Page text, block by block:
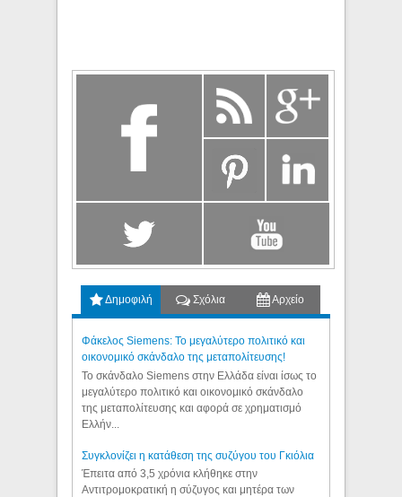
Δημοφιλή Σχόλια Αρχείο
Φάκελος Siemens: Το μεγαλύτερο πολιτικό και
οικονομικό σκάνδαλο της μεταπολίτευσης!
Το σκάνδαλο Siemens στην Ελλάδα είναι ίσως το
μεγαλύτερο πολιτικό και οικονομικό σκάνδαλο
της μεταπολίτευσης και αφορά σε χρηματισμό
Ελλήν...
Συγκλονίζει η κατάθεση της συζύγου του Γκιόλια
Έπειτα από 3,5 χρόνια κλήθηκε στην
Αντιτρομοκρατική η σύζυγος και μητέρα των